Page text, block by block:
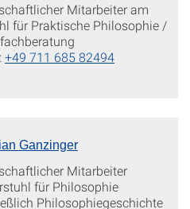
Mitarbeiter am
für Praktische Philosophie /
+49 711 685 82494
Ganzinger
Mitarbeiter
für Philosophie
Philosophiegeschichte